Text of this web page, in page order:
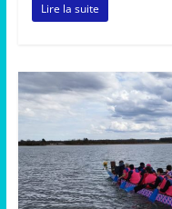
Lire la suite